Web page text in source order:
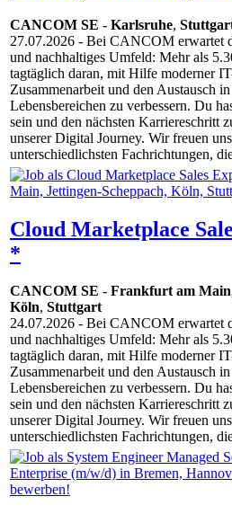
CANCOM SE - Karlsruhe,
27.07.2026 - Bei CANCOM erwartet
und nachhaltiges Umfeld: Mehr als
tagtäglich daran, mit Hilfe moderner
Zusammenarbeit und den Austausch
Lebensbereichen zu verbessern. Du
sein und den nächsten Karriereschritt
unserer Digital Journey. Wir freuen
unterschiedlichsten Fachrichtungen,
Cloud Marketplace
*
CANCOM SE - Frankfurt am Main
Köln, Stuttgart
24.07.2026 - Bei CANCOM erwartet
und nachhaltiges Umfeld: Mehr als
tagtäglich daran, mit Hilfe moderner
Zusammenarbeit und den Austausch
Lebensbereichen zu verbessern. Du
sein und den nächsten Karriereschritt
unserer Digital Journey. Wir freuen
unterschiedlichsten Fachrichtungen,